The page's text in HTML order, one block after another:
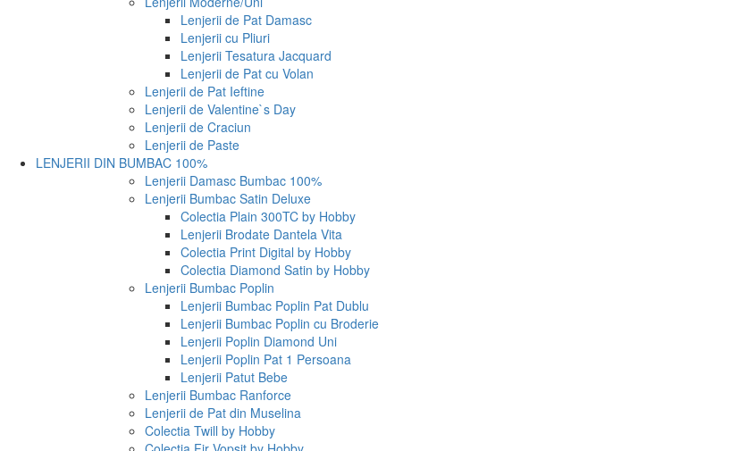
Lenjerii de Pat Damasc
Lenjerii cu Pliuri
Lenjerii Tesatura Jacquard
Lenjerii de Pat cu Volan
Lenjerii de Pat Ieftine
Lenjerii de Valentine`s Day
Lenjerii de Craciun
Lenjerii de Paste
LENJERII DIN BUMBAC 100%
Lenjerii Damasc Bumbac 100%
Lenjerii Bumbac Satin Deluxe
Colectia Plain 300TC by Hobby
Lenjerii Brodate Dantela Vita
Colectia Print Digital by Hobby
Colectia Diamond Satin by Hobby
Lenjerii Bumbac Poplin
Lenjerii Bumbac Poplin Pat Dublu
Lenjerii Bumbac Poplin cu Broderie
Lenjerii Poplin Diamond Uni
Lenjerii Poplin Pat 1 Persoana
Lenjerii Patut Bebe
Lenjerii Bumbac Ranforce
Lenjerii de Pat din Muselina
Colectia Twill by Hobby